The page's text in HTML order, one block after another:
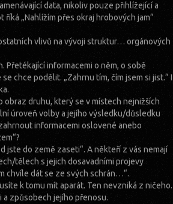
data, nikoliv pouze přihlížející a
„Nahlížím přes okraj hrobových jam“
vlivů na vývoji struktur… orgánových
Přetékající informacemi o něm, o sobě
chce podělit. „Zahrnu tím, čím jsem si jist.“ I
obraz druhu, který se v místech nejnižších
úroveň volby a jejího výsledku/důsledku
informacemi oslovené anebo
jste do země zaseti“. A někteří z vás nemají
tělech s jejich dosavadními projevy
chvíle dát se ze svých schrán…“.
k tomu mít aparát. Ten nevzniká z ničeho.
a způsobech jejího přenosu.